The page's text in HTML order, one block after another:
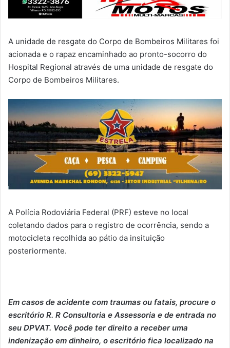
A unidade de resgate do Corpo de Bombeiros Militares foi
acionada e o rapaz encaminhado ao pronto-socorro do
Hospital Regional através de uma unidade de resgate do
Corpo de Bombeiros Militares.
A Polícia Rodoviária Federal (PRF) esteve no local
coletando dados para o registro de ocorrência, sendo a
motocicleta recolhida ao pátio da insituição
posteriormente.
Em casos de acidente com traumas ou fatais, procure o
escritório R. R Consultoria e Assessoria e de entrada no
seu DPVAT. Você pode ter direito a receber uma
indenização em dinheiro, o escritório fica localizado na